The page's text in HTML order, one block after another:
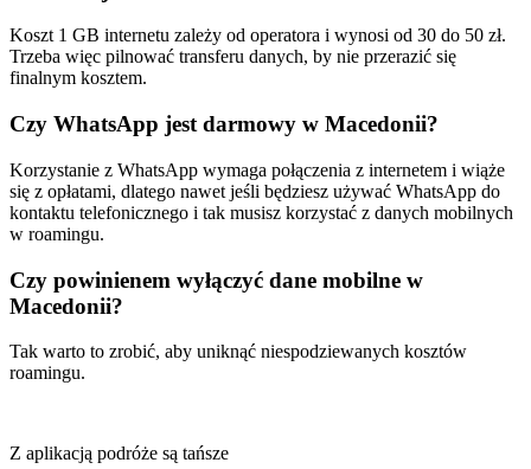
Koszt 1 GB internetu zależy od operatora i wynosi od 30 do 50 zł.
Trzeba więc pilnować transferu danych, by nie przerazić się
finalnym kosztem.
Czy WhatsApp jest darmowy w Macedonii?
Korzystanie z WhatsApp wymaga połączenia z internetem i wiąże
się z opłatami, dlatego nawet jeśli będziesz używać WhatsApp do
kontaktu telefonicznego i tak musisz korzystać z danych mobilnych
w roamingu.
Czy powinienem wyłączyć dane mobilne w
Macedonii?
Tak warto to zrobić, aby uniknąć niespodziewanych kosztów
roamingu.
Z aplikacją podróże są tańsze